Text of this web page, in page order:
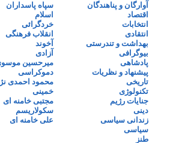
آوارگان و پناهندگان
اقتصاد
انتخابات
انتقادی
بهداشت و تندرستی
بیوگرافی
پادشاهی
پیشنهاد و نظریات
تاریخی
تکنولوژی
جنایات رژیم
دینی
زندانی سیاسی
سیاسی
طنز
سپاه پاسداران
اسلام
خردگرائی
انقلاب فرهنگی
آخوند
آزادی
میرحسین
دموکراسی
محمود احمدی
خمینی
مجتبی خامنه ای
سکولاریسم
علی خامنه ای